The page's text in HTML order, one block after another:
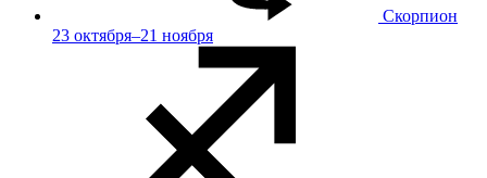
Скорпион
23 октября–21 ноября